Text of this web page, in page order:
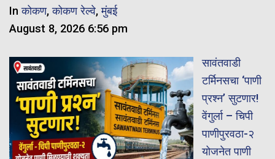
Inकोकण,कोकण रेल्वे,मुंबई
August 8, 2026 6:56 pm
सावंतवाडी
टर्मिनसचा ‘पाणी
प्रश्न’ सुटणार!
वेंगुर्ला – चिपी
पाणीपुरवठा-२
योजनेत पाणी